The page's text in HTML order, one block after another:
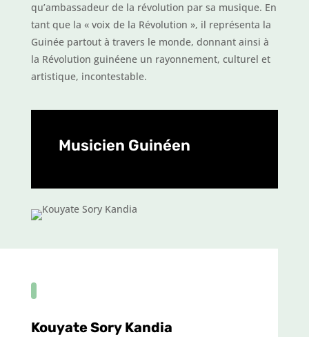
qu’ambassadeur de la révolution par sa musique. En
tant que la « voix de la Révolution », il représenta la
Guinée partout à travers le monde, donnant ainsi à
la Révolution guinéene un rayonnement, culturel et
artistique, incontestable.
Musicien Guinéen
Kouyate Sory Kandia